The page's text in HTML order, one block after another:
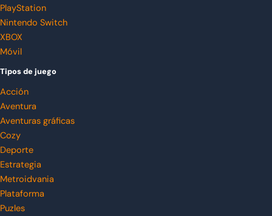
PlayStation
Nintendo Switch
XBOX
Móvil
Tipos de juego
Acción
Aventura
Aventuras gráficas
Cozy
Deporte
Estrategia
Metroidvania
Plataforma
Puzles